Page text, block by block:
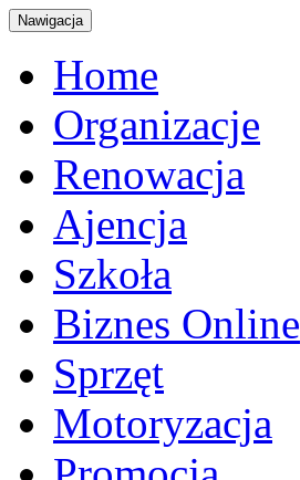
Nawigacja
Home
Organizacje
Renowacja
Ajencja
Szkoła
Biznes Online
Sprzęt
Motoryzacja